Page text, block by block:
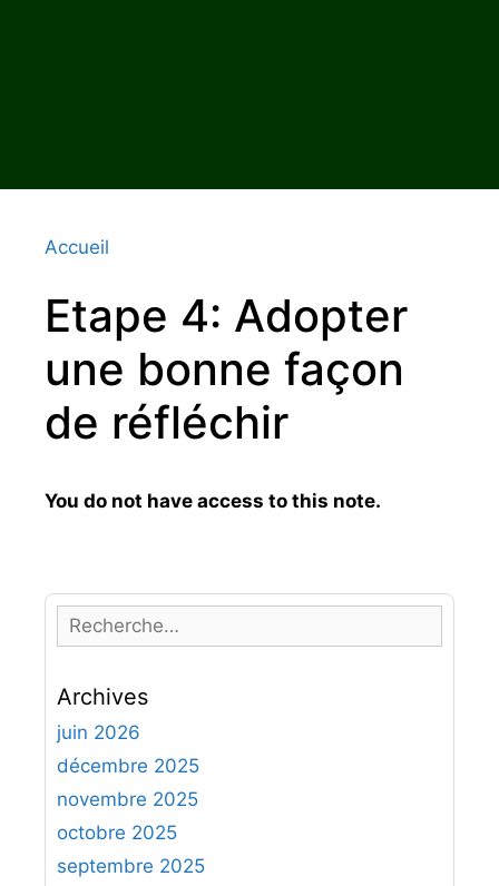
Accueil
Etape 4: Adopter
une bonne façon
de réfléchir
You do not have access to this note.
e
h
e
r
h
e
r
Archives
juin 2026
décembre 2025
novembre 2025
octobre 2025
septembre 2025